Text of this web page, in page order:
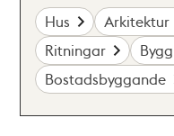
Hus Arkitektur
Ritningar
Bostadsbyggande